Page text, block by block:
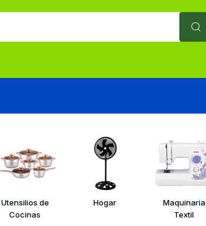
Utensilios de
Cocinas
Hogar
Maquinaria
Textil